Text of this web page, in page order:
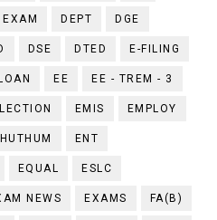
EXAM DEPT DGE
DSE DTED E-FILING
EE EE - TREM - 3
EMIS EMPLOY
ENT
EQUAL ESLC
NEWS EXAMS FA(B)